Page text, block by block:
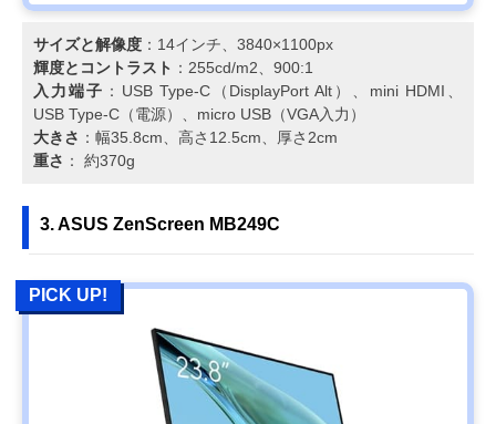
サイズと解像度 ：14インチ、3840×1100px
輝度とコントラスト ：255cd/m2、900:1
入力端子 ：USB Type-C（DisplayPort Alt）、mini HDMI、
USB Type-C（電源）、micro USB（VGA入力）
大きさ ：幅35.8cm、高さ12.5cm、厚さ2cm
重さ ： 約370g
3. ASUS ZenScreen MB249C
PICK UP!